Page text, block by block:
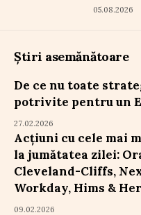
05.08.2026
Știri asemănătoare
De ce nu toate
potrivite pentru un
27.02.2026
Acțiuni cu cele mai
la jumătatea zilei:
Cleveland-Cliffs,
Workday, Hims &
09.02.2026